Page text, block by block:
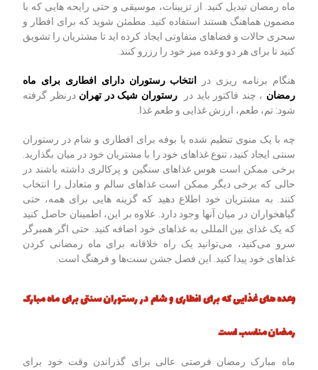
ماه رمضان تبدیل کنید. از تزیینات، موسیقی و حتی رایحه هایی که با
مضمون هماهنگ هستند استفاده کنید. مطمئن شوید که برای افطار و
سحری حالات و فضاهای متفاوتی ایجاد کرده اید تا مشتریان را تشویق
کنید تا برای هر دو وعده میز خود را رزرو کنند.
هنگام برنامه ریزی در
انتخاب رستوران دارای افطاری برای ماه
رمضان ، چند فاکتور باید دررستوران شیک در تهران درنظر گرفته
شود: تم، طعم، ارزش غذایی و طعم غذا.
چه با یک منوی تنظیم شده یا بوفه برای افطاری و شام در رستوران
سنتی ایجاد کنید، تنوع غذاهای خود را با مشتریان خود در میان بگذارید.
برخی ممکن است هوس غذاهای سنگین و پرکالری داشته باشند در
حالی که برخی دیگر ممکن است غذاهای سالم و متعادل را انتخاب
کنند. به مشتریان خود اطلاع دهید که گزینه هایی برای همه، حتی
گیاهخواران در میان آنها وجود دارد. علاوه بر این، اطمینان حاصل کنید
که یک غذای بین المللی به غذاهای خود اضافه کنید. حتی اگر همبرگر
سرو می‌کنید، می‌توانید یک راه خلاقانه برای ماه رمضانی کردن
غذاهای خود پیدا کنید. این فصل جشن سنت‌ها و فرهنگ است.
وعده های غذایی که برای افطاری و شام در رستوران سنتیبرایماه مبارک
رمضان مناسب است
ماه مبارک رمضان فرصتی عالی برای گذراندن وقت خود برای